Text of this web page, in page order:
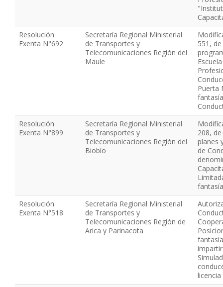
Resolución
Exenta N°692
Secretaría Regional Ministerial
de Transportes y
Telecomunicaciones Región del
Maule
551,
Puerta
Resolución
Exenta N°899
Secretaría Regional Ministerial
de Transportes y
Telecomunicaciones Región del
Biobío
208,
planes
de
Resolución
Exenta N°518
Secretaría Regional Ministerial
de Transportes y
Telecomunicaciones Región de
Arica y Parinacota